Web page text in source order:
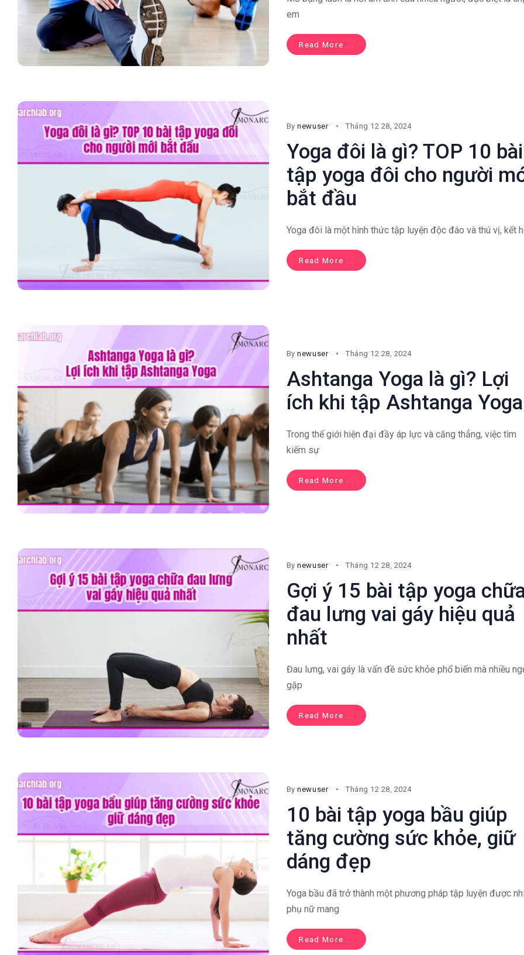
em
Read More ...
Bynewuser Tháng 12 28, 2024
Yoga đôi là gì? TOP 10 bài
tập yoga đôi cho người
bắt đầu
Yoga đôi là một hình thức tập luyện độc đáo và thú vị, kết
Read More ...
Bynewuser Tháng 12 28, 2024
Ashtanga Yoga là gì? Lợi
ích khi tập Ashtanga Yoga
Trong thế giới hiện đại đầy áp lực và căng thẳng, việc tìm
kiếm sự
Read More ...
Bynewuser Tháng 12 28, 2024
Gợi ý 15 bài tập yoga
đau lưng vai gáy hiệu quả
nhất
Đau lưng, vai gáy là vấn đề sức khỏe phổ biến mà nhiều
gặp
Read More ...
Bynewuser Tháng 12 28, 2024
10 bài tập yoga bầu giúp
tăng cường sức khỏe, giữ
dáng đẹp
Yoga bầu đã trở thành một phương pháp tập luyện được
phụ nữ mang
Read More ...